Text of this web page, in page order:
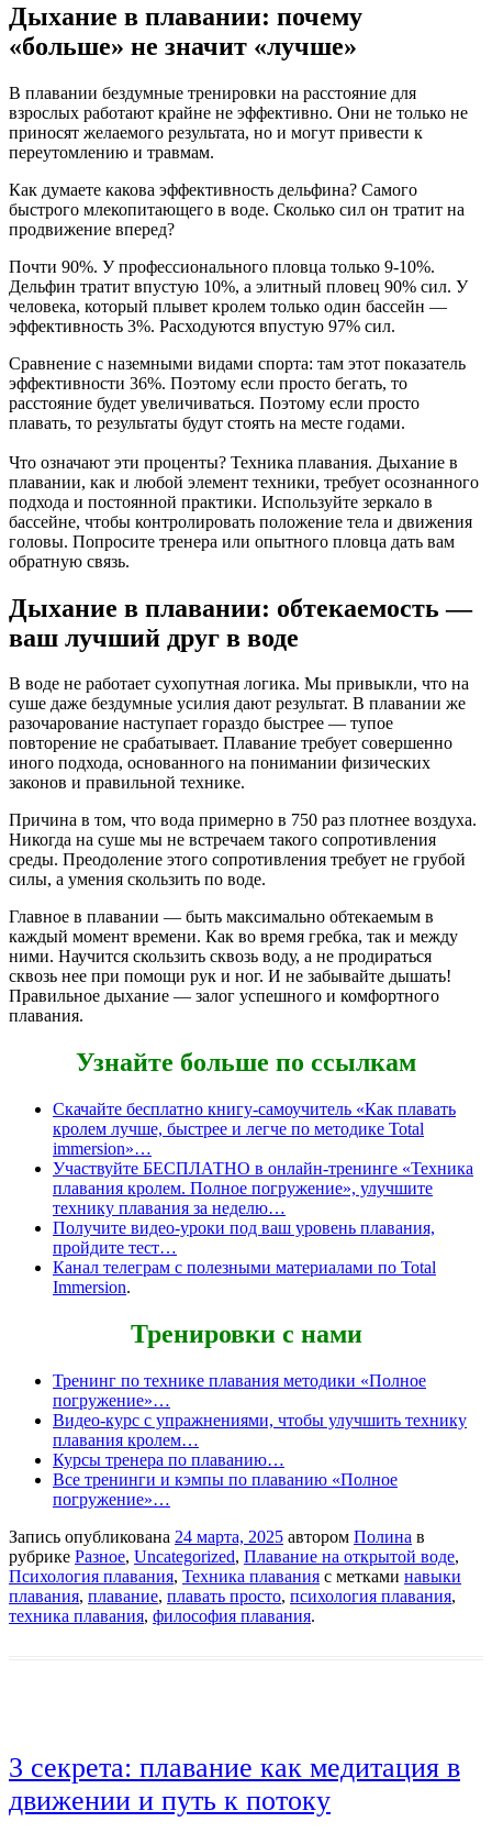
Дыхание в плавании: почему
«больше» не значит «лучше»
В плавании бездумные тренировки на расстояние для
взрослых работают крайне не эффективно. Они не только не
приносят желаемого результата, но и могут привести к
переутомлению и травмам.
Как думаете какова эффективность дельфина? Самого
быстрого млекопитающего в воде. Сколько сил он тратит на
продвижение вперед?
Почти 90%. У профессионального пловца только 9-10%.
Дельфин тратит впустую 10%, а элитный пловец 90% сил. У
человека, который плывет кролем только один бассейн —
эффективность 3%. Расходуются впустую 97% сил.
Сравнение с наземными видами спорта: там этот показатель
эффективности 36%. Поэтому если просто бегать, то
расстояние будет увеличиваться. Поэтому если просто
плавать, то результаты будут стоять на месте годами.
Что означают эти проценты? Техника плавания. Дыхание в
плавании, как и любой элемент техники, требует осознанного
подхода и постоянной практики. Используйте зеркало в
бассейне, чтобы контролировать положение тела и движения
головы. Попросите тренера или опытного пловца дать вам
обратную связь.
Дыхание в плавании: обтекаемость —
ваш лучший друг в воде
В воде не работает сухопутная логика. Мы привыкли, что на
суше даже бездумные усилия дают результат. В плавании же
разочарование наступает гораздо быстрее — тупое
повторение не срабатывает. Плавание требует совершенно
иного подхода, основанного на понимании физических
законов и правильной технике.
Причина в том, что вода примерно в 750 раз плотнее воздуха.
Никогда на суше мы не встречаем такого сопротивления
среды. Преодоление этого сопротивления требует не грубой
силы, а умения скользить по воде.
Главное в плавании — быть максимально обтекаемым в
каждый момент времени. Как во время гребка, так и между
ними. Научится скользить сквозь воду, а не продираться
сквозь нее при помощи рук и ног. И не забывайте дышать!
Правильное дыхание — залог успешного и комфортного
плавания.
Узнайте больше по ссылкам
Скачайте бесплатно книгу-самоучитель «Как плавать
кролем лучше, быстрее и легче по методике Total
immersion»…
Участвуйте БЕСПЛАТНО в онлайн-тренинге «Техника
плавания кролем. Полное погружение», улучшите
технику плавания за неделю…
Получите видео-уроки под ваш уровень плавания,
пройдите тест…
Канал телеграм с полезными материалами по Total
Immersion.
Тренировки с нами
Тренинг по технике плавания методики «Полное
погружение»…
Видео-курс с упражнениями, чтобы улучшить технику
плавания кролем…
Курсы тренера по плаванию…
Все тренинги и кэмпы по плаванию «Полное
погружение»…
Запись опубликована 24 марта, 2025 автором Полина в
рубрике Разное, Uncategorized, Плавание на открытой воде,
Психология плавания, Техника плавания с метками навыки
плавания, плавание, плавать просто, психология плавания,
техника плавания, философия плавания.
3 секрета: плавание как медитация в
движении и путь к потоку